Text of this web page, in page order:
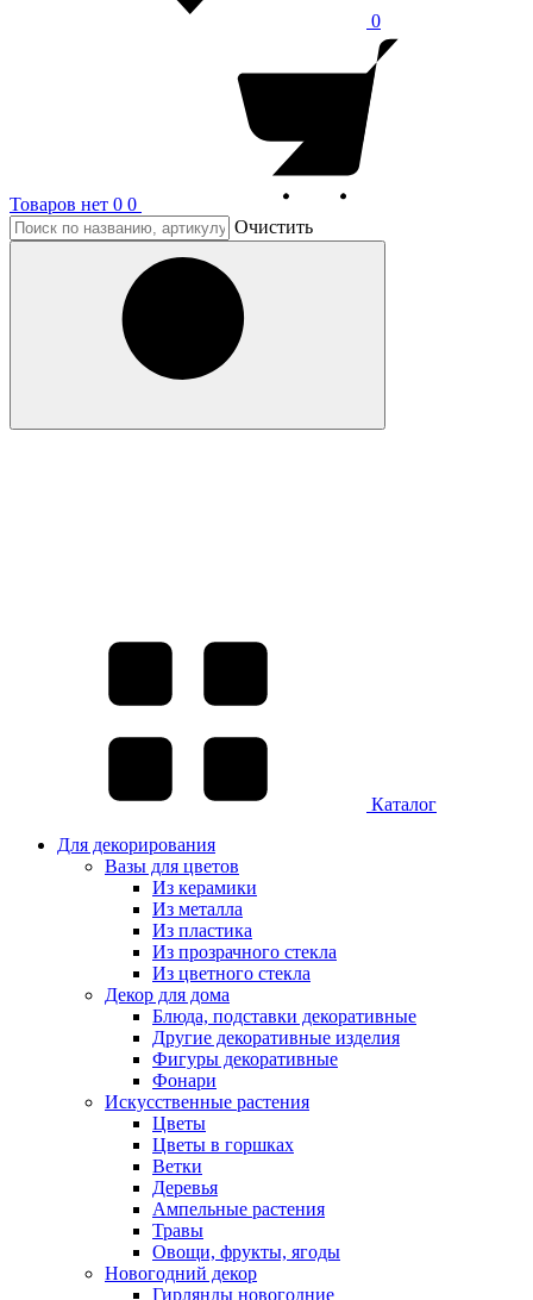
0
Товаров нет 0 0
Очистить
Каталог
Для декорирования
Вазы для цветов
Из керамики
Из металла
Из пластика
Из прозрачного стекла
Из цветного стекла
Декор для дома
Блюда, подставки декоративные
Другие декоративные изделия
Фигуры декоративные
Фонари
Искусственные растения
Цветы
Цветы в горшках
Ветки
Деревья
Ампельные растения
Травы
Овощи, фрукты, ягоды
Новогодний декор
Гирлянды новогодние